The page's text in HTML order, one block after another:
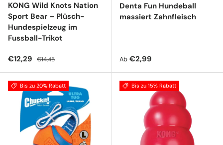
KONG Wild Knots Nation
Sport Bear – Plüsch-
Hundespielzeug im
Fussball-Trikot
Verkaufspreis
€12,29 Normaler Preis
€14,45
Denta Fun Hundeball
massiert Zahnfleisch
Normaler Preis
Ab €2,99
Bis zu 20% Rabatt Bis zu 15% Rabatt